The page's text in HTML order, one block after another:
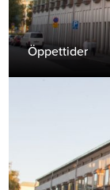
Öppettider